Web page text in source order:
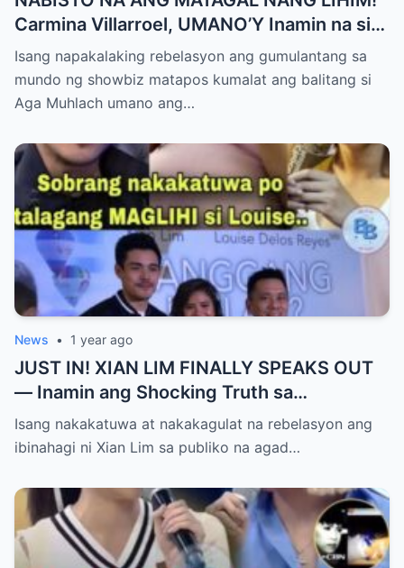
Carmina Villarroel, UMANO’Y Inamin na si
AGA MUHLACH ang TUNAY na Ama nina
Mavy at Cassy Legaspi — Buong Showbiz
World NAGULANTANG sa Rebelasyong
Isang napakalaking rebelasyon ang gumulantang sa
mundo ng showbiz matapos kumalat ang balitang si
Aga Muhlach umano ang…
News • 1 year ago
JUST IN! XIAN LIM FINALLY SPEAKS OUT
— Inamin ang Shocking Truth sa
Pagbubuntis ni Louise Delos Reyes!
Matagal na Itinagong Lihim, Isiniwalat na sa
Rebelasyong Di Inaasahan!
Isang nakakatuwa at nakakagulat na rebelasyon ang
ibinahagi ni Xian Lim sa publiko na agad…